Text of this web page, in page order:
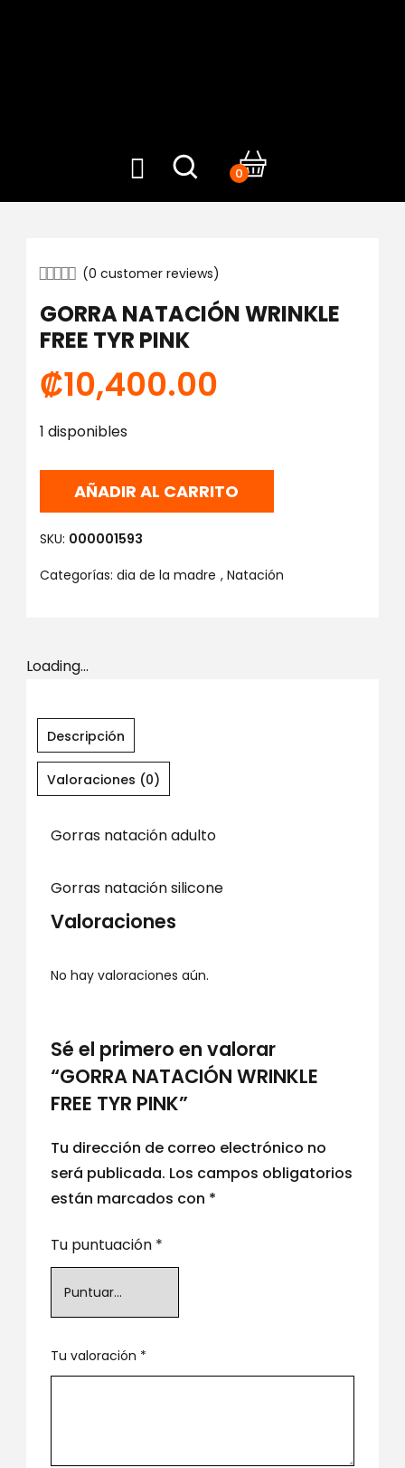
0
(0 customer reviews)
GORRA NATACIÓN WRINKLE
FREE TYR PINK
₡10,400.00
1 disponibles
AÑADIR AL CARRITO
SKU: 000001593
Categorías: dia de la madre , Natación
Loading...
Descripción
Valoraciones (0)
Gorras natación adulto
Gorras natación silicone
Valoraciones
No hay valoraciones aún.
Sé el primero en valorar
“GORRA NATACIÓN WRINKLE
FREE TYR PINK”
Tu dirección de correo electrónico no
será publicada. Los campos obligatorios
están marcados con *
Tu puntuación *
Tu valoración *